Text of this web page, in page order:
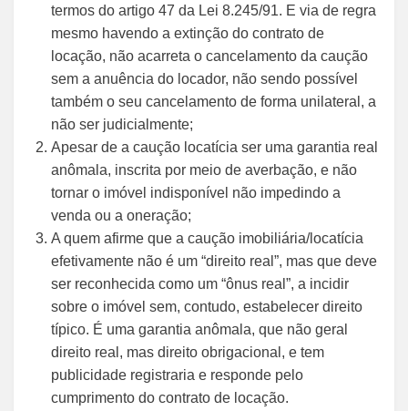
termos do artigo 47 da Lei 8.245/91. E via de regra
mesmo havendo a extinção do contrato de
locação, não acarreta o cancelamento da caução
sem a anuência do locador, não sendo possível
também o seu cancelamento de forma unilateral, a
não ser judicialmente;
Apesar de a caução locatícia ser uma garantia real
anômala, inscrita por meio de averbação, e não
tornar o imóvel indisponível não impedindo a
venda ou a oneração;
A quem afirme que a caução imobiliária/locatícia
efetivamente não é um “direito real”, mas que deve
ser reconhecida como um “ônus real”, a incidir
sobre o imóvel sem, contudo, estabelecer direito
típico. É uma garantia anômala, que não geral
direito real, mas direito obrigacional, e tem
publicidade registraria e responde pelo
cumprimento do contrato de locação.